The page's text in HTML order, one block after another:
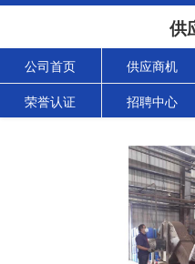
供
公司首页 供应商机
荣誉认证 招聘中心